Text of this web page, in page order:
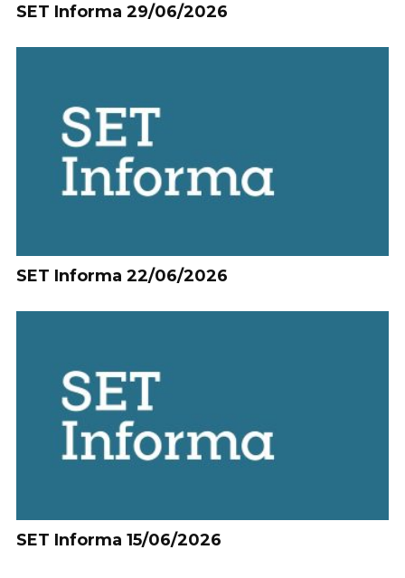
SET Informa 29/06/2026
SET Informa 22/06/2026
SET Informa 15/06/2026